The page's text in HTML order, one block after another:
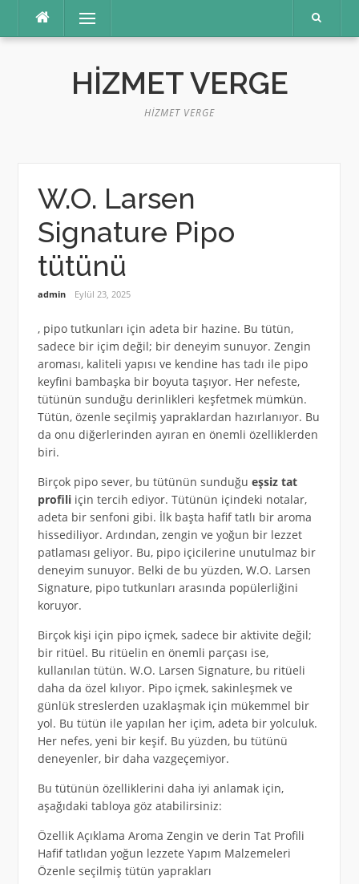
Menü
HIZMET VERGE
HIZMET VERGE
W.O. Larsen
Signature Pipo
tütünü
admin Eylül 23, 2025
, pipo tutkunları için adeta bir hazine. Bu tütün,
sadece bir içim değil; bir deneyim sunuyor. Zengin
aroması, kaliteli yapısı ve kendine has tadı ile pipo
keyfini bambaşka bir boyuta taşıyor. Her nefeste,
tütünün sunduğu derinlikleri keşfetmek mümkün.
Tütün, özenle seçilmiş yapraklardan hazırlanıyor. Bu
da onu diğerlerinden ayıran en önemli özelliklerden
biri.
Birçok pipo sever, bu tütünün sunduğu eşsiz tat
profiliiçin tercih ediyor. Tütünün içindeki notalar,
adeta bir senfoni gibi. İlk başta hafif tatlı bir aroma
hissediliyor. Ardından, zengin ve yoğun bir lezzet
patlaması geliyor. Bu, pipo içicilerine unutulmaz bir
deneyim sunuyor. Belki de bu yüzden, W.O. Larsen
Signature, pipo tutkunları arasında popülerliğini
koruyor.
Birçok kişi için pipo içmek, sadece bir aktivite değil;
bir ritüel. Bu ritüelin en önemli parçası ise,
kullanılan tütün. W.O. Larsen Signature, bu ritüeli
daha da özel kılıyor. Pipo içmek, sakinleşmek ve
günlük streslerden uzaklaşmak için mükemmel bir
yol. Bu tütün ile yapılan her içim, adeta bir yolculuk.
Her nefes, yeni bir keşif. Bu yüzden, bu tütünü
deneyenler, bir daha vazgeçemiyor.
Bu tütünün özelliklerini daha iyi anlamak için,
aşağıdaki tabloya göz atabilirsiniz:
Özellik Açıklama Aroma Zengin ve derin Tat Profili
Hafif tatlıdan yoğun lezzete Yapım Malzemeleri
Özenle seçilmiş tütün yaprakları